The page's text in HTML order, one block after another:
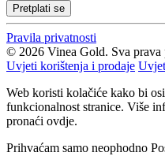
Pretplati se
Pravila privatnosti
© 2026 Vinea Gold. Sva prava
Uvjeti korištenja i prodaje
Web koristi kolačiće kako bi
funkcionalnost stranice. Više
pronaći ovdje.
Prihvaćam samo neophodno